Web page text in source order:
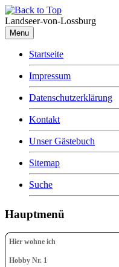
Landseer-von-Lossburg
Menu
Startseite
Impressum
Datenschutzerklärung
Kontakt
Unser Gästebuch
Sitemap
Suche
Hauptmenü
Hier wohne ich
Hobby Nr. 1